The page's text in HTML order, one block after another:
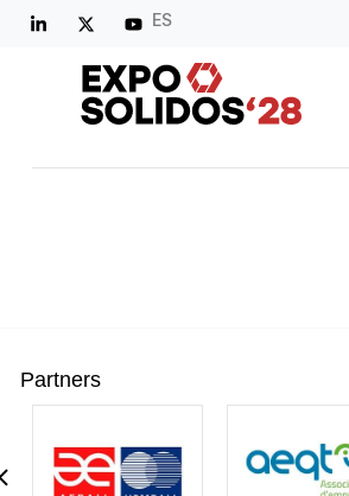
ES
Partners